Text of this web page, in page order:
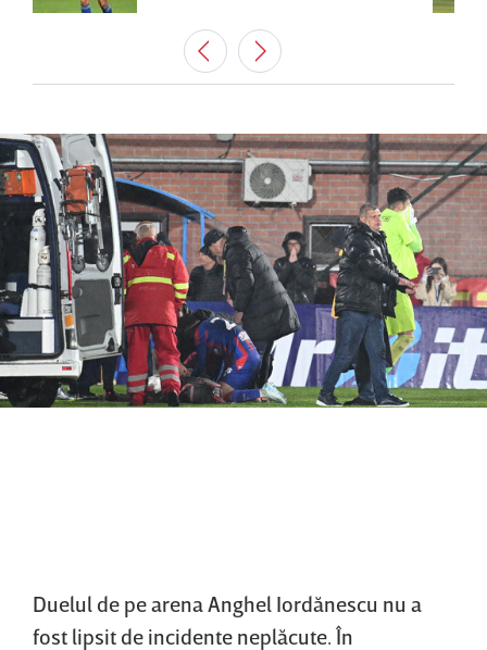
Duelul de pe arena Anghel Iordănescu nu a
fost lipsit de incidente neplăcute. În